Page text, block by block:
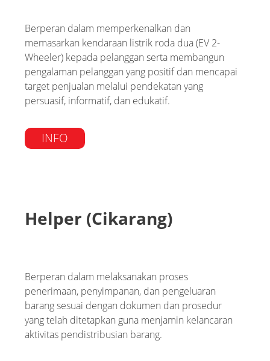
Berperan dalam memperkenalkan dan
memasarkan kendaraan listrik roda dua (EV 2-
Wheeler) kepada pelanggan serta membangun
pengalaman pelanggan yang positif dan mencapai
target penjualan melalui pendekatan yang
persuasif, informatif, dan edukatif.
INFO
Helper (Cikarang)
Berperan dalam melaksanakan proses
penerimaan, penyimpanan, dan pengeluaran
barang sesuai dengan dokumen dan prosedur
yang telah ditetapkan guna menjamin kelancaran
aktivitas pendistribusian barang.